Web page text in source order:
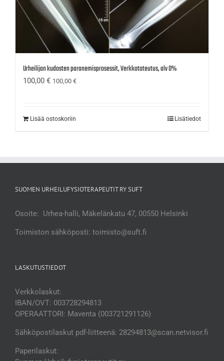
Urheilijan kudosten paranemisprosessit, Verkkototeutus, alv 0%
100,00 € 100,00 €
Lisää ostoskoriin Lisätiedot
SUOMEN URHEILUFYSIOTERAPEUTIT RY SUFT
Osoite: Urhea-halli, Mäkelänkatu 47, 00550 Helsinki
Toimiston sähköposti: toimisto@suft.fi
LASKUTUSTIEDOT
Verkkolaskut:
IBAN/OVT: 003728294813
OPERAATTORI: Maventa (003721291126)
Sähköpostilaskut pdf-liitteenä: 28294813@scan.netvisor.fi
Paperilaskut: